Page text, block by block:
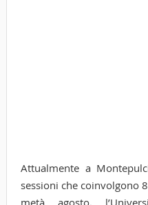
Attualmente a
sessioni che coinvolgono
metà agosto,